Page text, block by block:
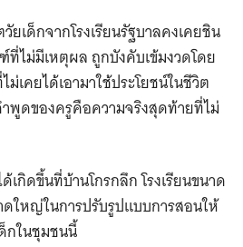
เด็กจากโรงเรียนรัฐบาลคงเคยชิน
ไม่มีเหตุผล ถูกบังคับเข้มงวดโดย
ม่เคยได้เอามาใช้ประโยชน์ในชีวิต
พูดของครูคือความจริงสุดท้ายที่ไม่
กิดขึ้นที่บ้านโกรกลึก โรงเรียนขนาด
ใหญ่ในการปรับรูปแบบการสอนให้
กในชุมชนนี้